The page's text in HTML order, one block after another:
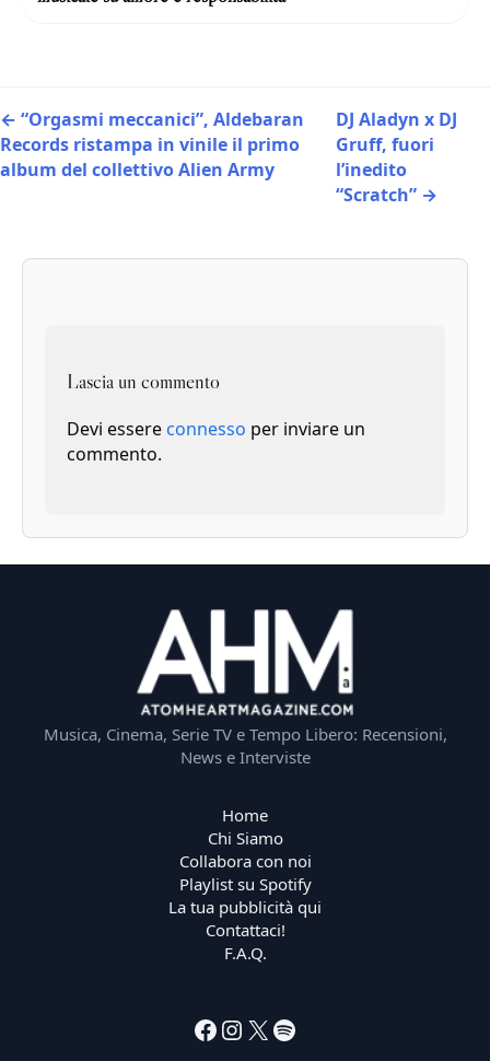
← “Orgasmi meccanici”, Aldebaran
Records ristampa in vinile il primo
album del collettivo Alien Army
DJ Aladyn x DJ
Gruff, fuori
l’inedito
“Scratch” →
Lascia un commento
Devi essere connesso per inviare un
commento.
Musica, Cinema, Serie TV e Tempo Libero: Recensioni,
News e Interviste
Home
Chi Siamo
Collabora con noi
Playlist su Spotify
La tua pubblicità qui
Contattaci!
F.A.Q.
Facebook
Instagram
X Spotify